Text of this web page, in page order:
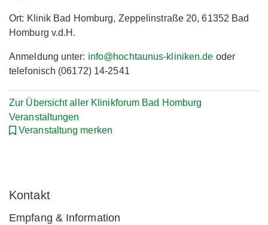
Ort: Klinik Bad Homburg, Zeppelinstraße 20, 61352 Bad
Homburg v.d.H.
Anmeldung unter: info@hochtaunus-kliniken.de oder
telefonisch (06172) 14-2541
Zur Übersicht aller Klinikforum Bad Homburg
Veranstaltungen
Veranstaltung merken
Kontakt
Empfang & Information